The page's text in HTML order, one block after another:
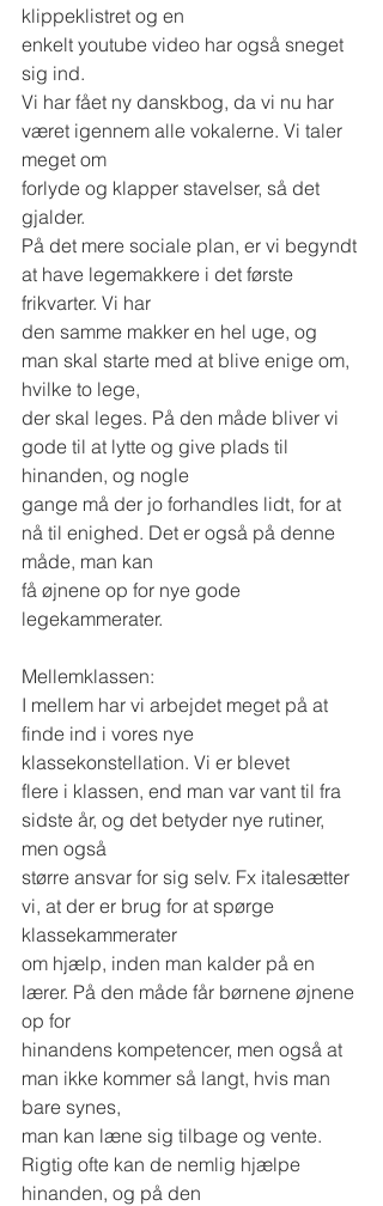
klippeklistret og en
enkelt youtube video har også sneget
sig ind.
Vi har fået ny danskbog, da vi nu har
været igennem alle vokalerne. Vi taler
meget om
forlyde og klapper stavelser, så det
gjalder.
På det mere sociale plan, er vi begyndt
at have legemakkere i det første
frikvarter. Vi har
den samme makker en hel uge, og
man skal starte med at blive enige om,
hvilke to lege,
der skal leges. På den måde bliver vi
gode til at lytte og give plads til
hinanden, og nogle
gange må der jo forhandles lidt, for at
nå til enighed. Det er også på denne
måde, man kan
få øjnene op for nye gode
legekammerater.
Mellemklassen:
I mellem har vi arbejdet meget på at
finde ind i vores nye
klassekonstellation. Vi er blevet
flere i klassen, end man var vant til fra
sidste år, og det betyder nye rutiner,
men også
større ansvar for sig selv. Fx italesætter
vi, at der er brug for at spørge
klassekammerater
om hjælp, inden man kalder på en
lærer. På den måde får børnene øjnene
op for
hinandens kompetencer, men også at
man ikke kommer så langt, hvis man
bare synes,
man kan læne sig tilbage og vente.
Rigtig ofte kan de nemlig hjælpe
hinanden, og på den